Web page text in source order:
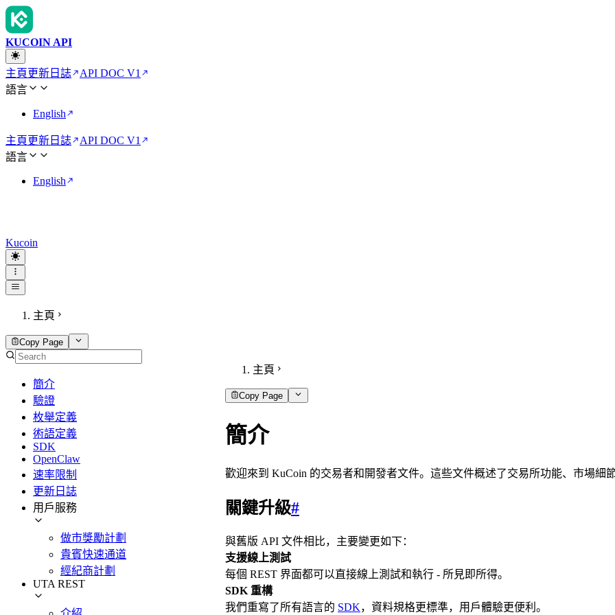
KUCOIN API
主頁 更新日誌
API DOC V1
語言
English
主頁 更新日誌
API DOC V1
語言
English
Kucoin
主頁
Copy Page
簡介
驗證
枚舉定義
術語定義
SDK
OpenClaw
速率限制
更新日誌
用戶服務
做市獎勵計劃
貴賓快速通道
經紀商計劃
UTA REST
主頁
Copy Page
簡介
歡迎來到 KuCoin 的交易者和開發者文件。這些文件概述了交易所功能、市場細
關鍵升級#
與舊版 API 文件相比，主要變更如下：
支援線上測試
每個 REST 界面都可以直接線上測試和執行 - 所見即所得。
SDK 重構
我們重寫了所有語言的 SDK，資料規格更標準，用戶體驗更便利。